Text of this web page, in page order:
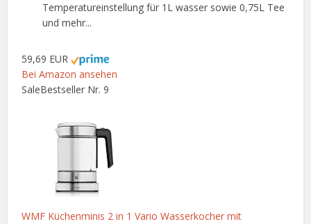
Temperatureinstellung für 1L wasser sowie 0,75L Tee
und mehr...
59,69 EUR
Bei Amazon ansehen
SaleBestseller Nr. 9
WMF Küchenminis 2 in 1 Vario Wasserkocher mit